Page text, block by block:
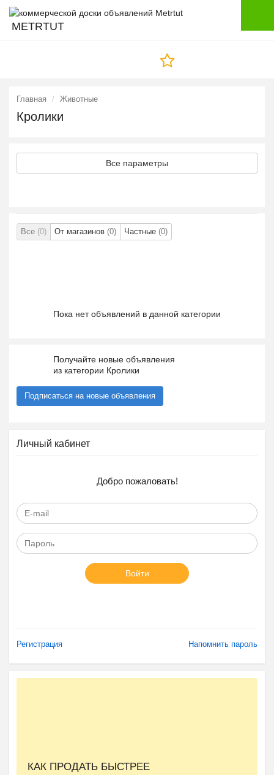
METRTUT
Главная Животные
Кролики
Все параметры
Все (0) От магазинов (0) Частные (0)
Пока нет объявлений в данной категории
Получайте новые объявления
из категории Кролики
Подписаться на новые объявления
Личный кабинет
Добро пожаловать!
Войти
Регистрация Напомнить пароль
КАК ПРОДАТЬ БЫСТРЕЕ